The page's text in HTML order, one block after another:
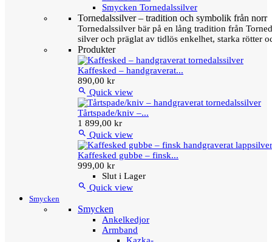
Smycken Tornedalssilver
Tornedalssilver – tradition och symbolik från norr
Tornedalssilver bär på en lång tradition från
silver och präglat av tidlös enkelhet, starka rötter
Produkter
Kaffesked – handgraverat...
890,00 kr
 Quick view
Tårtspade/kniv –...
1 899,00 kr
 Quick view
Kaffesked gubbe – finsk...
999,00 kr
Slut i Lager
 Quick view
Smycken
Smycken
Ankelkedjor
Armband